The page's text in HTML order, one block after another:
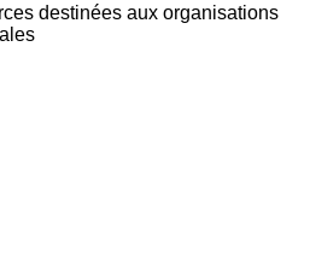
destinées aux organisations